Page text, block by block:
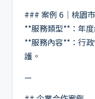
### 案例 6｜桃園
**服務類型**：年
**服務內容**：行
護。
—